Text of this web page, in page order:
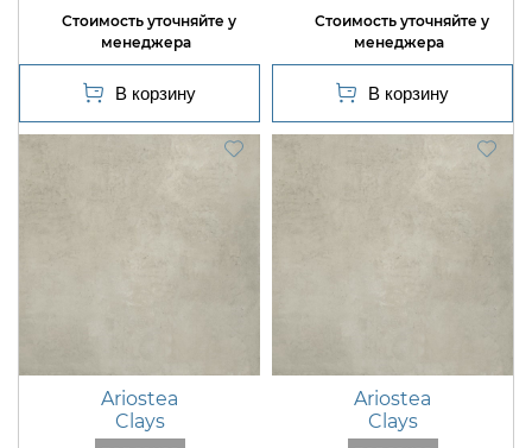
Ariostea
Clays
Ariostea
Clays